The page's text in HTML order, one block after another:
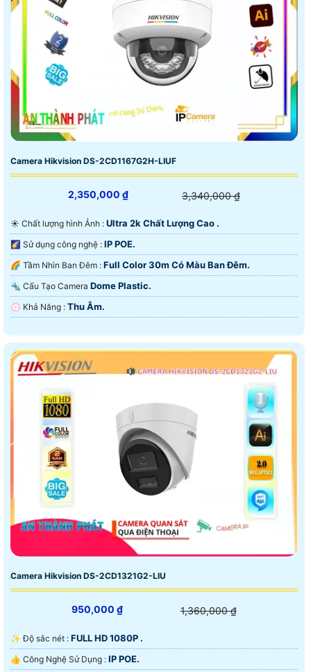
Camera Hikvision DS-2CD1167G2H-LIUF
2,350,000 ₫ 3,340,000 ₫
☀️ Chất lượng hình Ảnh : Ultra 2k Chất Lượng Cao .
🌠 Sử dụng công nghệ : IP POE.
🌈 Tầm Nhìn Ban Đêm : Full Color 30m Có Màu Ban Ðêm.
🔩 Cấu Tạo Camera Dome Plastic.
️💮 Khả Năng : Thu Âm.
Camera Hikvision DS-2CD1321G2-LIU
950,000 ₫ 1,360,000 ₫
✨ Độ sắc nét : FULL HD 1080P .
👍 Công Nghệ Sử Dụng : IP POE.